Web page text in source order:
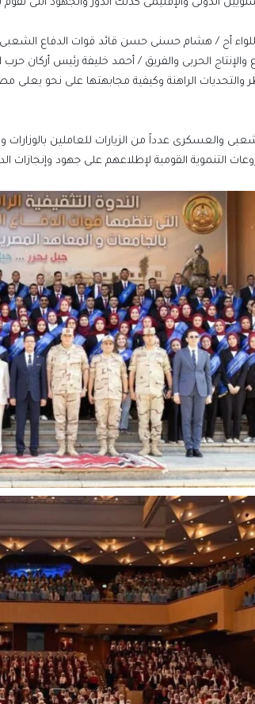
الدولى والإقليمى كذلك الدور والجهود التى
أح / هشام حسنى حسن قائد قوات الدفاع
والإنتاج الحربى والفريق / أحمد خليفة رئيس أركان
والتحديات الراهنة وكيفية مجابهتها على نحو
والعسكرى عدداً من الزيارات للعاملين
التنموية القومية لإطلاعهم على جهود وإنجازات